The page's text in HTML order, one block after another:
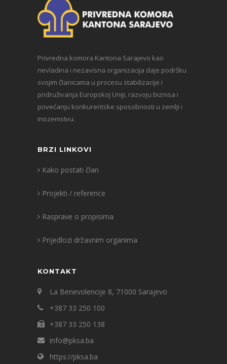
Privredna komora Kantona Sarajevo kao
nevladina i nezavisna organizacija daje podršku
svojim članicama u procesu stabilizacije i
pridruživanja Europskoj Uniji, razvoju biznisa i
povećanju konkurentske sposobnosti u zemlji i
inozemstvu.
BRZI LINKOVI
Kako postati član
Projekti / reference
Rasprave o propisima
Prijedlozi državnim organima
KONTAKT
La Benevolencije 8, 71000 Sarajevo
+387 33 250 100
+387 33 250 138
info@pksa.ba
https://pksa.ba